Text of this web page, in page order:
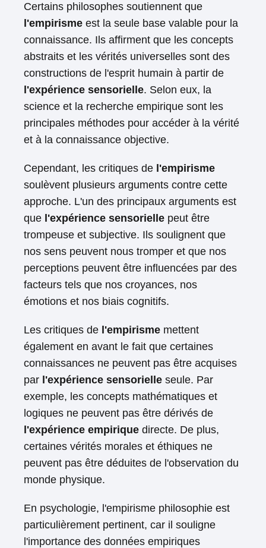
Certains philosophes soutiennent que
l'empirisme est la seule base valable pour la
connaissance. Ils affirment que les concepts
abstraits et les vérités universelles sont des
constructions de l'esprit humain à partir de
l'expérience sensorielle. Selon eux, la
science et la recherche empirique sont les
principales méthodes pour accéder à la vérité
et à la connaissance objective.
Cependant, les critiques de l'empirisme
soulèvent plusieurs arguments contre cette
approche. L'un des principaux arguments est
que l'expérience sensorielle peut être
trompeuse et subjective. Ils soulignent que
nos sens peuvent nous tromper et que nos
perceptions peuvent être influencées par des
facteurs tels que nos croyances, nos
émotions et nos biais cognitifs.
Les critiques de l'empirisme mettent
également en avant le fait que certaines
connaissances ne peuvent pas être acquises
par l'expérience sensorielle seule. Par
exemple, les concepts mathématiques et
logiques ne peuvent pas être dérivés de
l'expérience empirique directe. De plus,
certaines vérités morales et éthiques ne
peuvent pas être déduites de l'observation du
monde physique.
En psychologie, l'empirisme philosophie est
particulièrement pertinent, car il souligne
l'importance des données empiriques